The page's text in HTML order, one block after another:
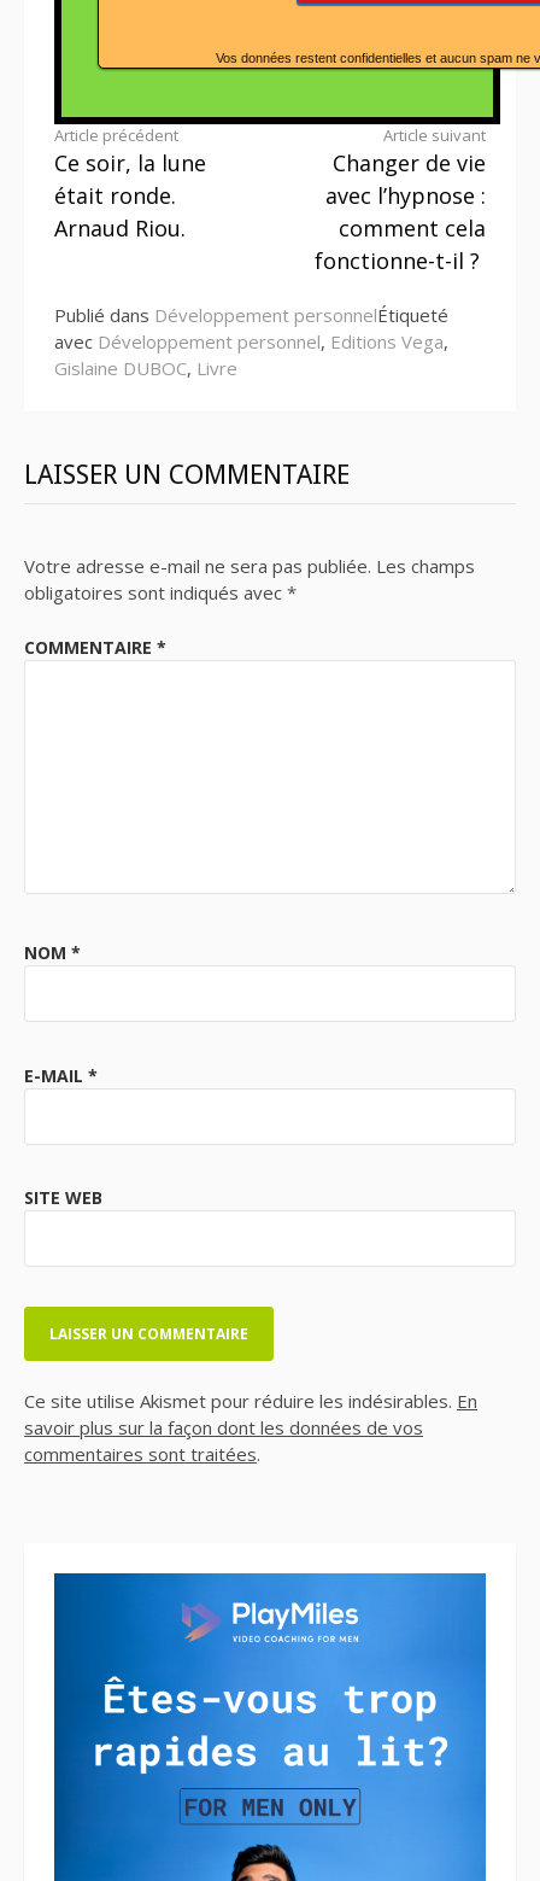
Vos données restent confidentielles et aucun spam ne
Lire
la
suite
Article précédent
Ce soir, la lune
était ronde.
Arnaud Riou.
Article suivant
Changer de vie
avec l’hypnose :
comment cela
fonctionne-t-il ?
Publié dans Développement personnelÉtiqueté
avec Développement personnel, Editions Vega,
Gislaine DUBOC, Livre
LAISSER UN COMMENTAIRE
Votre adresse e-mail ne sera pas publiée. Les champs
obligatoires sont indiqués avec *
COMMENTAIRE *
NOM *
E-MAIL *
SITE WEB
Ce site utilise Akismet pour réduire les indésirables. En
savoir plus sur la façon dont les données de vos
commentaires sont traitées.